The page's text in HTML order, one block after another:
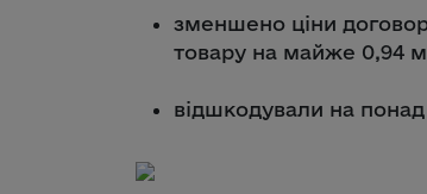
зменшено ціни
товару на майже 0,94
відшкодували на